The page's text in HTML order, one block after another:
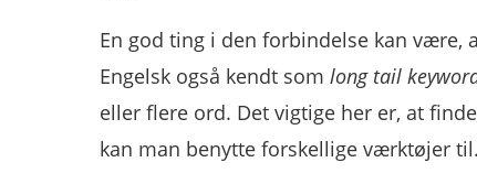
En god ting i den forbindelse kan være,
Engelsk også kendt som long tail
eller flere ord. Det vigtige her er, at
kan man benytte forskellige værktøjer til.